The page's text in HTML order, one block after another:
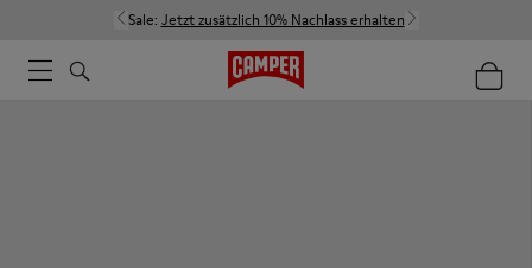
Sale: Jetzt zusätzlich 10% Nachlass erhalten